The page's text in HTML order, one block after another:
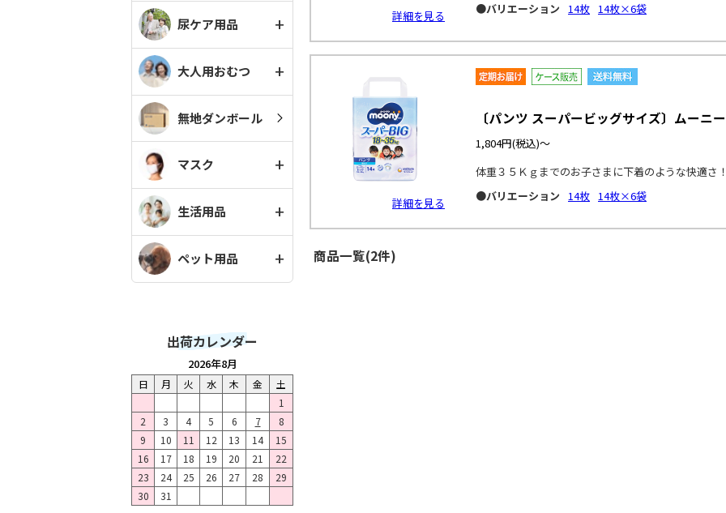
尿ケア用品
大人用おむつ
無地ダンボール
マスク
生活用品
ペット用品
出荷カレンダー
2026年8月
日 月 火 水 木 金
土
1
2
3 4 5 6 7
8
9
10 11 12 13 14
15
16
17 18 19 20 21
22
23
24 25 26 27 28
29
30
31
詳細を見る
●バリエーション 14枚 14枚×6袋
詳細を見る
〔パンツ スーパービッグサイズ〕ムーニ
1,804円(税込)～
体重３５Ｋｇまでのお子さまに下着のような快適さ
●バリエーション 14枚 14枚×6袋
商品一覧(2件)